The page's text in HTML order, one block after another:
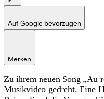
Auf Google bevorzugen
Merken
Zu ihrem neuen Song „Au
Musikvideo gedreht. Eine